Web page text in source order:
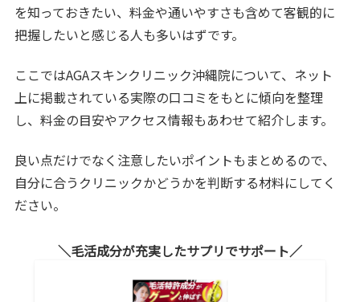
を知っておきたい、料金や通いやすさも含めて客観的に
把握したいと感じる人も多いはずです。
ここではAGAスキンクリニック沖縄院について、ネット
上に掲載されている実際の口コミをもとに傾向を整理
し、料金の目安やアクセス情報もあわせて紹介します。
良い点だけでなく注意したいポイントもまとめるので、
自分に合うクリニックかどうかを判断する材料にしてく
ださい。
毛活成分が充実したサプリでサポート